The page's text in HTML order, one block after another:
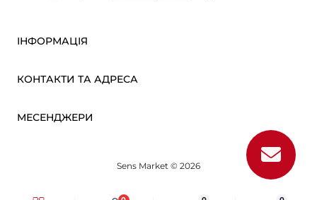
ІНФОРМАЦІЯ
ОПТ
Про нас
Повернення товару
КОНТАКТИ ТА АДРЕСА
МЕСЕНДЖЕРИ
Sens Market © 2026